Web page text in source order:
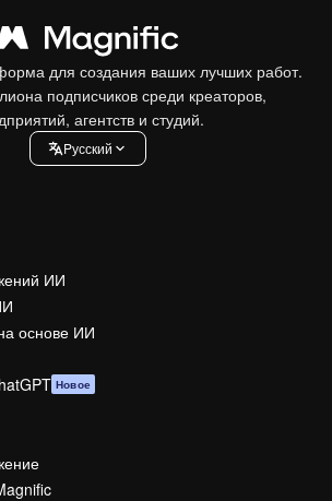
для создания ваших лучших работ.
подписчиков среди креаторов,
агентств и студий.
Pусский
ИИ
основе ИИ
Новое